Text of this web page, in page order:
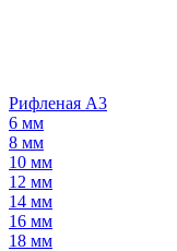
Рифленая А3
6 мм
8 мм
10 мм
12 мм
14 мм
16 мм
18 мм